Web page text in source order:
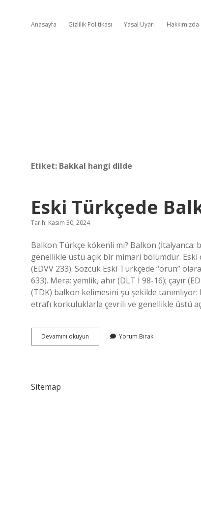
Anasayfa Gizlilik Politikası Yasal Uyarı Hakkımızda
Etiket: Bakkal hangi dilde
Eski Türkçede
Tarih: Kasım 30, 2024
Balkon Türkçe kökenli mi? Balkon (İtalyanca:
genellikle üstü açık bir mimari bölümdür.
(EDVV 233). Sözcük Eski Türkçede “orun”
633). Mera: yemlik, ahır (DLT I 98-16); çayır
(TDK) balkon kelimesini şu şekilde tanımlıyor:
etrafı korkuluklarla çevrili ve genellikle üstü
Devamını okuyun
Türkçede
Yorum Bırak
Sitemap